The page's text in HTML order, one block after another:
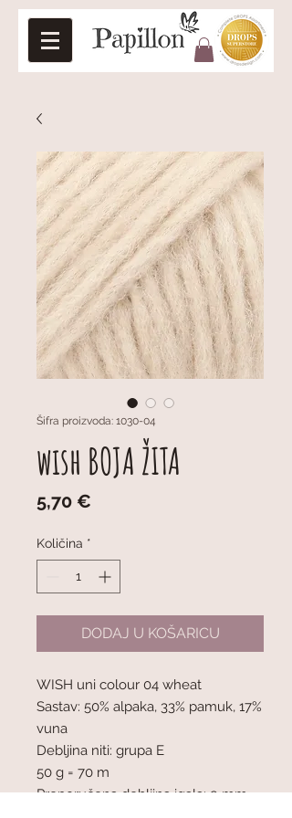
Šifra proizvoda: 1030-04
wish BOJA ŽITA
5,70 €
Količina *
DODAJ U KOŠARICU
WISH uni colour 04 wheat
Sastav: 50% alpaka, 33% pamuk, 17%
vuna
Debljina niti: grupa E
50 g = 70 m
Preporučena debljina igala: 9 mm